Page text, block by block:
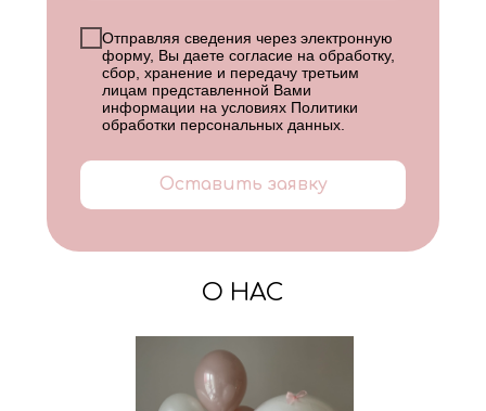
Отправляя сведения через электронную
форму, Вы даете согласие на обработку,
сбор, хранение и передачу третьим
лицам представленной Вами
информации на условиях Политики
обработки персональных данных
Оставить заявку
О НАС